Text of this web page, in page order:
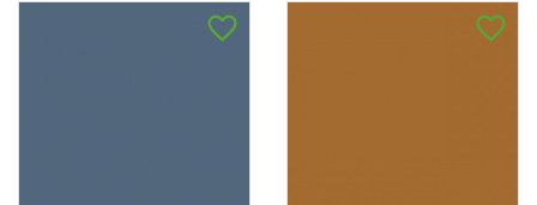
favorite_border favorite_border